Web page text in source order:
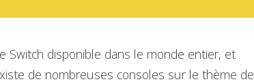
Switch disponible dans le monde entier, et
de nombreuses consoles sur le thème de